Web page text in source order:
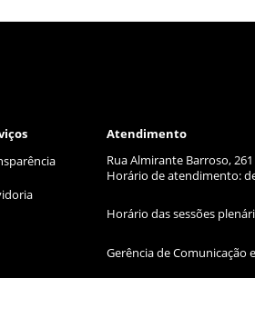
Atendimento
Rua Almirante Barroso, 261
Horário de atendimento:
Horário das sessões
Gerência de Comunicação